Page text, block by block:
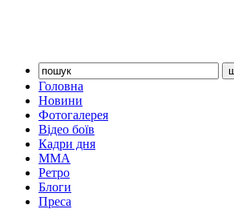
Головна
Новини
Фотогалерея
Відео боїв
Кадри дня
ММА
Ретро
Блоги
Преса